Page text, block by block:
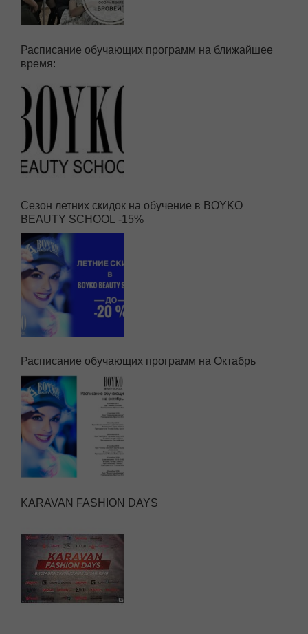
Расписание обучающих программ на ближайшее
время:
Сезон летних скидок на обучение в BOYKO
BEAUTY SCHOOL -15%
Расписание обучающих программ на Октабрь
KARAVAN FASHION DAYS